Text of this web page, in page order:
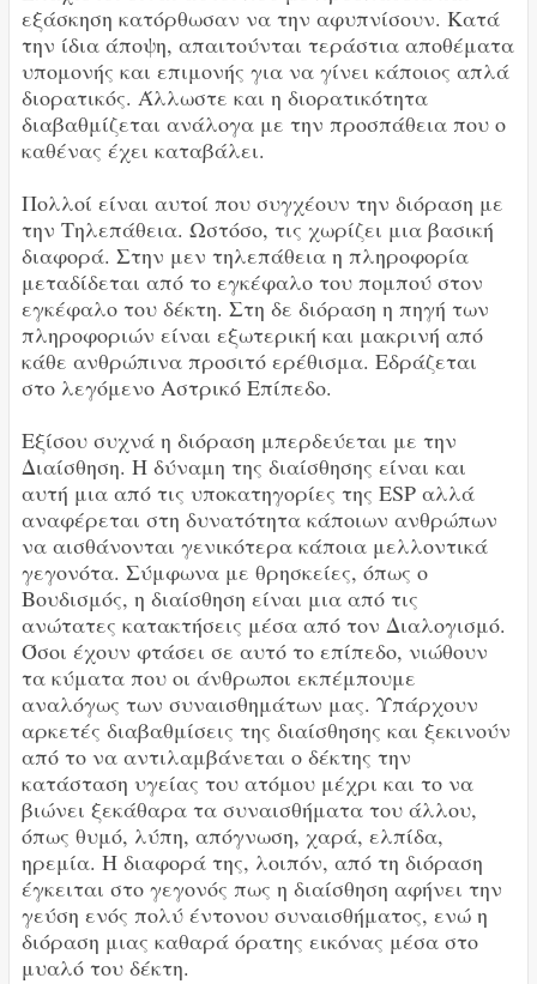
εξάσκηση κατόρθωσαν να την αφυπνίσουν. Κατά
την ίδια άποψη, απαιτούνται τεράστια αποθέματα
υπομονής και επιμονής για να γίνει κάποιος απλά
διορατικός. Άλλωστε και η διορατικότητα
διαβαθμίζεται ανάλογα με την προσπάθεια που ο
καθένας έχει καταβάλει.
Πολλοί είναι αυτοί που συγχέουν την διόραση με
την Τηλεπάθεια. Ωστόσο, τις χωρίζει μια βασική
διαφορά. Στην μεν τηλεπάθεια η πληροφορία
μεταδίδεται από το εγκέφαλο του πομπού στον
εγκέφαλο του δέκτη. Στη δε διόραση η πηγή των
πληροφοριών είναι εξωτερική και μακρινή από
κάθε ανθρώπινα προσιτό ερέθισμα. Εδράζεται
στο λεγόμενο Αστρικό Επίπεδο.
Εξίσου συχνά η διόραση μπερδεύεται με την
Διαίσθηση. Η δύναμη της διαίσθησης είναι και
αυτή μια από τις υποκατηγορίες της ESP αλλά
αναφέρεται στη δυνατότητα κάποιων ανθρώπων
να αισθάνονται γενικότερα κάποια μελλοντικά
γεγονότα. Σύμφωνα με θρησκείες, όπως ο
Βουδισμός, η διαίσθηση είναι μια από τις
ανώτατες κατακτήσεις μέσα από τον Διαλογισμό.
Όσοι έχουν φτάσει σε αυτό το επίπεδο, νιώθουν
τα κύματα που οι άνθρωποι εκπέμπουμε
αναλόγως των συναισθημάτων μας. Υπάρχουν
αρκετές διαβαθμίσεις της διαίσθησης και ξεκινούν
από το να αντιλαμβάνεται ο δέκτης την
κατάσταση υγείας του ατόμου μέχρι και το να
βιώνει ξεκάθαρα τα συναισθήματα του άλλου,
όπως θυμό, λύπη, απόγνωση, χαρά, ελπίδα,
ηρεμία. Η διαφορά της, λοιπόν, από τη διόραση
έγκειται στο γεγονός πως η διαίσθηση αφήνει την
γεύση ενός πολύ έντονου συναισθήματος, ενώ η
διόραση μιας καθαρά όρατης εικόνας μέσα στο
μυαλό του δέκτη.